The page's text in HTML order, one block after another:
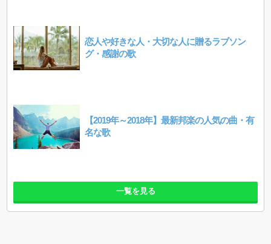
恋人や好きな人・大切な人に贈るラブソン
グ・感謝の歌
【2019年～2018年】最新邦楽の人気の曲・有
名な歌
一覧を見る